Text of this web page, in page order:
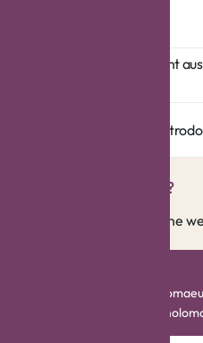
Stefan Mross – bekannt
Frühschoppen im
Brauchen Sie Hilfe?
Wir helfen Ihnen gerne